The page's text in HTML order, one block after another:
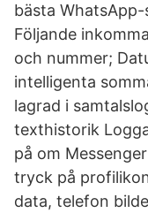
bästa
Följande
och nummer;
intelligenta
lagrad i
texthistorik
på om
tryck på
data, telefon